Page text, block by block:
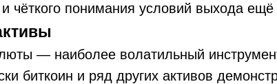
чёткого понимания условий выхода ещё
— наиболее волатильный
биткоин и ряд других активов